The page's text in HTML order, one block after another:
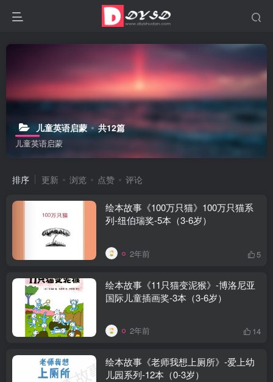
儿童英语启蒙 共12篇
儿童英语启蒙
排序 更新 浏览 点赞 评论
绘本故事《100万只猫》100万只猫系
列-纽伯瑞奖-5本（3-6岁）
2年前 5
绘本故事《11只猫变泥猴》-博洛尼亚
国际儿童插画奖-3本（3-6岁）
2年前 14
绘本故事《老师我想上厕所》-爱上幼
儿园系列-12本（0-3岁）